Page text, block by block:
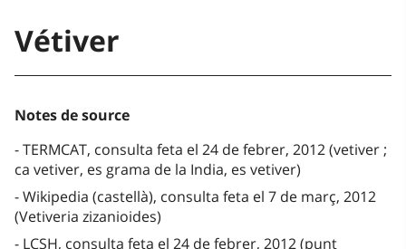
Vétiver
Notes de source
TERMCAT, consulta feta el 24 de febrer, 2012 (vetiver ;
ca vetiver, es grama de la India, es vetiver)
Wikipedia (castellà), consulta feta el 7 de març, 2012
(Vetiveria zizanioides)
LCSH, consulta feta el 24 de febrer, 2012 (punt